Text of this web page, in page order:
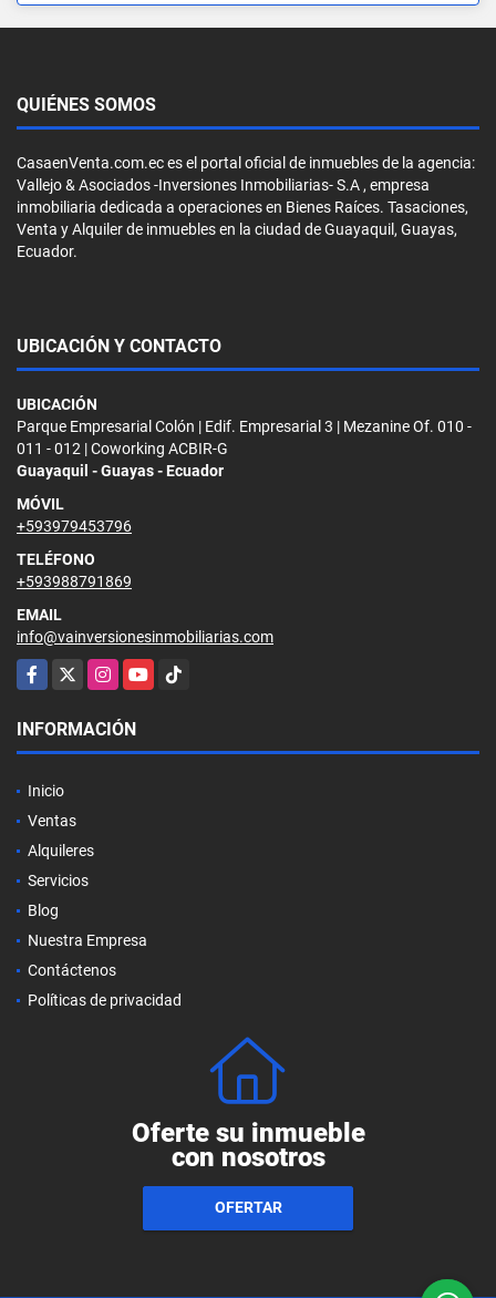
QUIÉNES SOMOS
CasaenVenta.com.ec es el portal oficial de inmuebles de la agencia:
Vallejo & Asociados -Inversiones Inmobiliarias- S.A , empresa
inmobiliaria dedicada a operaciones en Bienes Raíces. Tasaciones,
Venta y Alquiler de inmuebles en la ciudad de Guayaquil, Guayas,
Ecuador.
UBICACIÓN Y CONTACTO
UBICACIÓN
Parque Empresarial Colón | Edif. Empresarial 3 | Mezanine Of. 010 -
011 - 012 | Coworking ACBIR-G
Guayaquil - Guayas - Ecuador
MÓVIL
+593979453796
TELÉFONO
+593988791869
EMAIL
info@vainversionesinmobiliarias.com
Facebook
X InstagramYouTubeTikTok
INFORMACIÓN
Inicio
Ventas
Alquileres
Servicios
Blog
Nuestra Empresa
Contáctenos
Políticas de privacidad
Oferte su inmueble
con nosotros
OFERTAR